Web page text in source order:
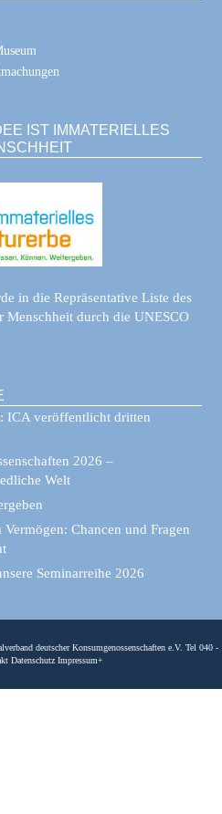
IST IMMATERIELLES
in die Repräsentative Liste des
Menschheit durch die UNESCO
ICA veröffentlicht dritten
2026 –
Welt
Chancen und Fragen
Seminarreihe 2026
deutscher Konsumgenossenschaften e.V. Tel 040 -
Datenschutz Impressum+